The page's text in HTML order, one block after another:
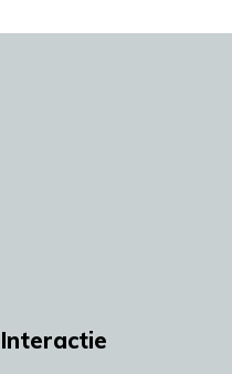
Interactie